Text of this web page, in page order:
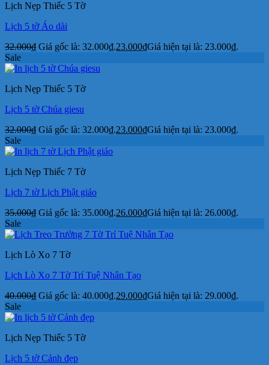
Lịch Nẹp Thiếc 5 Tờ
Lịch 5 tờ Áo dài
32.000₫ Giá gốc là: 32.000₫.23.000₫Giá hiện tại là: 23.000₫.
Sale
Lịch Nẹp Thiếc 5 Tờ
Lịch 5 tờ Chúa giesu
32.000₫ Giá gốc là: 32.000₫.23.000₫Giá hiện tại là: 23.000₫.
Sale
Lịch Nẹp Thiếc 7 Tờ
Lịch 7 tờ Lịch Phật giáo
35.000₫ Giá gốc là: 35.000₫.26.000₫Giá hiện tại là: 26.000₫.
Sale
Lịch Lò Xo 7 Tờ
Lịch Lò Xo 7 Tờ Trí Tuệ Nhân Tạo
40.000₫ Giá gốc là: 40.000₫.29.000₫Giá hiện tại là: 29.000₫.
Sale
Lịch Nẹp Thiếc 5 Tờ
Lịch 5 tờ Cảnh đẹp